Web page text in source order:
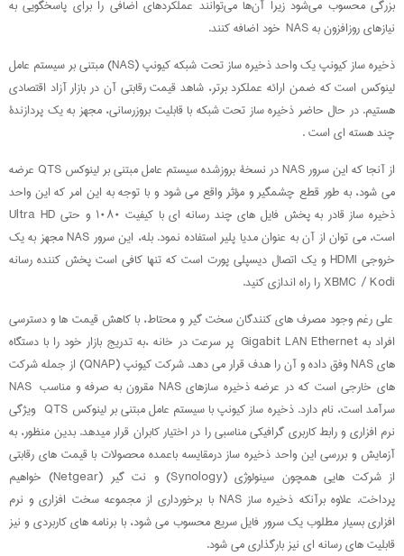
بزرگی محسوب می‌شود زیرا آن‌ها می‌توانند عملکردهای اضافی را برای پاسخگویی به
نیازهای روزافزون به NAS خود اضافه کنند.
ذخیره ساز کیونپ یک واحد ذخیره ساز تحت شبکه کیونپ (NAS) مبتنی بر سیستم عامل
لینوکس است که ضمن ارائه عملکرد برتر، شاهد قیمت رقابتی آن در بازار آزاد اقتصادی
هستیم. در حال حاضر ذخیره ساز تحت شبکه با قابلیت بروزرسانی، مجهز به یک پردازندۀ
چند هسته ای است .
از آنجا که این سرور NAS در نسخۀ بروزشده سیستم عامل مبتنی بر لینوکس QTS عرضه
می شود، به طور قطع چشمگیر و مؤثر واقع می شود و با توجه به این امر که این واحد
ذخیره ساز قادر به پخش فایل های چند رسانه ای با کیفیت ۱۰۸۰ و حتی Ultra HD
است، می توان از آن به عنوان مدیا پلیر استفاده نمود. بله، این سرور NAS مجهز به یک
خروجی HDMI و یک اتصال دیسپلی ‌پورت است که تنها کافی است پخش کننده رسانه
XBMC / Kodi را راه اندازی کنید.
علی رغم وجود مصرف های کنندگان سخت گیر و محتاط، با کاهش قیمت ها و دسترسی
افراد به Gigabit LAN Ethernet پر سرعت در خانه ،به تدریج بازار خود را با دستگاه
های NAS وفق داده و آن را هدف قرار می دهد. شرکت کیونپ (QNAP) از جمله شرکت
های خارجی است که در عرضه ذخیره سازهای NAS مقرون به صرفه و مناسب NAS
سرآمد است، نام دارد. ذخیره ساز کیونپ با سیستم عامل مبتنی بر لینوکس QTS ویژگی
نرم افزاری و رابط کاربری گرافیکی مناسبی را در اختیار کابران قرار میدهد. بدین منظور، به
آزمایش و بررسی این واحد ذخیره ساز درمقایسه باعمده محصولات با قیمت های رقابتی
از شرکت هایی همچون سینولوژی (Synology) و نت گیر (Netgear) خواهیم
پرداخت. علاوه برآنکه ذخیره ساز NAS با برخورداری از مجموعه سخت افزاری و نرم
افزاری بسیار مطلوب یک سرور فایل سریع محسوب می شود، با برنامه های کاربردی و نیز
قابلیت های رسانه ای نیز بارگذاری می شود.